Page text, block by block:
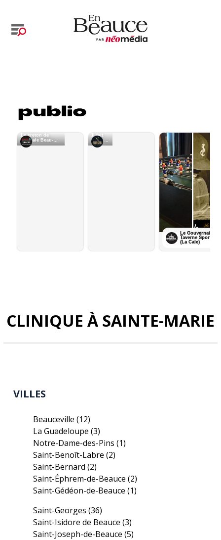
CLINIQUE À SAINTE-MARIE
VILLES
Beauceville(12)
La Guadeloupe(3)
Notre-Dame-des-Pins(1)
Saint-Benoît-Labre(2)
Saint-Bernard(2)
Saint-Éphrem-de-Beauce(2)
Saint-Gédéon-de-Beauce(1)
Saint-Georges(36)
Saint-Isidore de Beauce(3)
Saint-Joseph-de-Beauce(5)